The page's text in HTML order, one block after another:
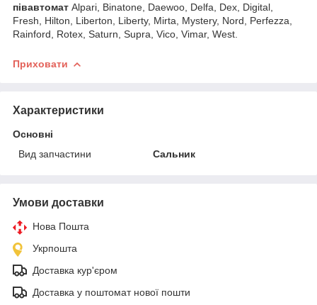
півавтомат Alpari, Binatone, Daewoo, Delfa, Dex, Digital,
Fresh, Hilton, Liberton, Liberty, Mirta, Mystery, Nord, Perfezza,
Rainford, Rotex, Saturn, Supra, Vico, Vimar, West.
Приховати
Характеристики
Основні
Вид запчастини
Сальник
Умови доставки
Нова Пошта
Укрпошта
Доставка кур'єром
Доставка у поштомат нової пошти